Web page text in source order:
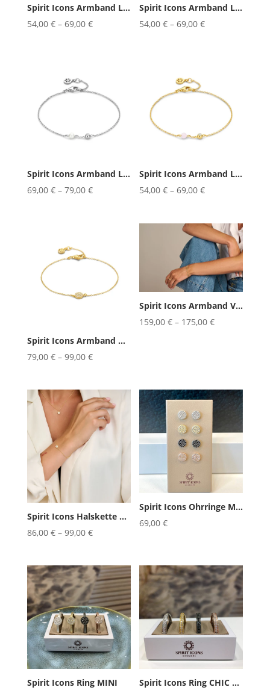
Spirit Icons Armband Lucky Blue ...
54,00 €– 69,00 €
Spirit Icons Armband Lucky Green...
54,00€ –69,00€
Spirit Icons Armband Lucky Pearl...
69,00 €– 79,00 €
Spirit Icons Armband Lucky Pink ...
54,00€ –69,00€
Spirit Icons Armband Mini 17/19cm
79,00 €– 99,00 €
Spirit Icons Armband Venus 17/19cm
159,00€ – 175,00€
Spirit Icons Halskette Mini L: 4...
86,00 €– 99,00 €
Spirit Icons Ohrringe Mini
69,00€
Spirit Icons Ring MINI Spirit Icons Ring CHIC 2mm